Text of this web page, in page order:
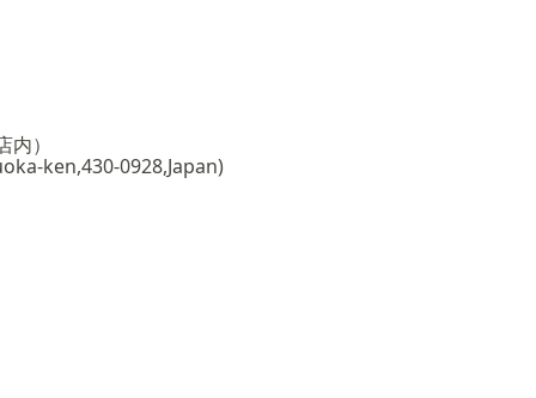
）
ken,430-0928,Japan)